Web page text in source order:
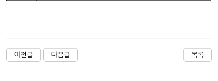
이전글 다음글 목록